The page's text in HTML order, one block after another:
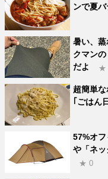
ンで夏
暑い、
クマン
だよ
★
超簡単
｢ごはん
57%オ
や「ネ
★ 0